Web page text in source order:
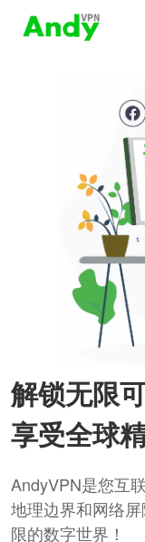
解锁无限
享受全球
AndyVPN是您互
地理边界和网络
限的数字世界！